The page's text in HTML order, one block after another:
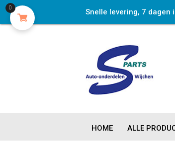
Snelle levering, 7 dagen
HOME ALLE
0